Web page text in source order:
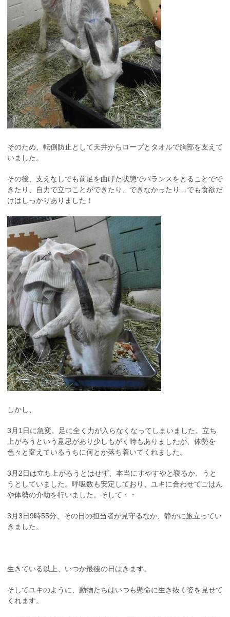
そのため、転倒防止として天井からロープとタオルで胸部を支えて
いました。
その後、支えなしでも前足を曲げた状態でバランスをとることでで
きたり、自力で立つことができたり、できなかったり…でも食欲だ
けはしっかりありました！
しかし、
3月1日に急変。足に全く力が入らなくなってしまいました。立ち
上がろうという意思があり少しもがく時もありましたが、体勢を
色々と変えているうちに何とか落ち着いてくれました。
3月2日は立ち上がろうとはせず、本当にすやすやと寝るか、うと
うとしていました。呼吸数も安定しており、ユキに合わせてごはん
や体勢の介助を行いました。そして・・
3月3日9時55分、その日の担当者が見守るなか、静かに旅立ってい
きました。
生きている以上、いつか最後の日はきます。
そしてユキのように、動物たちはいつも懸命に生き抜く姿を見せて
くれます。